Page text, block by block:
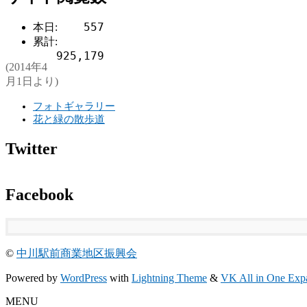
本日: 557
累計:
925,179
(2014年4
月1日より)
フォトギャラリー
花と緑の散歩道
Twitter
Facebook
© 中川駅前商業地区振興会
Powered by WordPress with Lightning Theme & VK All in One
MENU